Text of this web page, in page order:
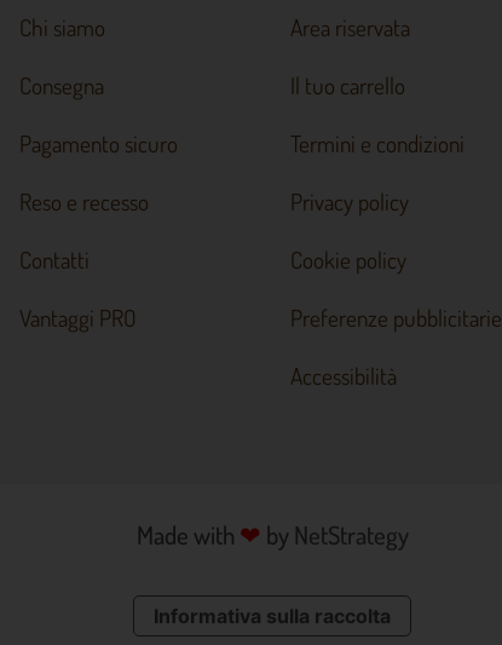
Chi siamo
Consegna
Pagamento sicuro
Reso e recesso
Contatti
Vantaggi PRO
Area riservata
Il tuo carrello
Termini e condizioni
Privacy policy
Cookie policy
Preferenze pubblicitarie
Accessibilità
Made with ❤ by NetStrategy
Informativa sulla raccolta